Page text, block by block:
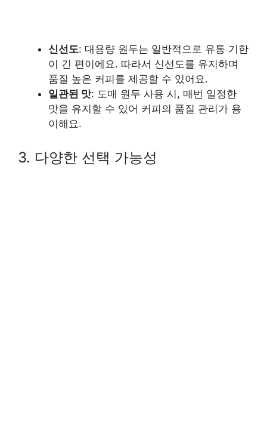
신선도: 대용량 원두는 일반적으로 유통 기한
이 긴 편이에요. 따라서 신선도를 유지하며
품질 높은 커피를 제공할 수 있어요.
일관된 맛: 도매 원두 사용 시, 매번 일정한
맛을 유지할 수 있어 커피의 품질 관리가 용
이해요.
3. 다양한 선택 가능성